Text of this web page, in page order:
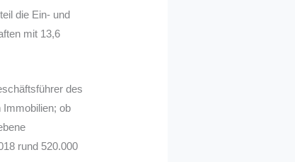
die Ein- und
mit 13,6
des
ob
rund 520.000